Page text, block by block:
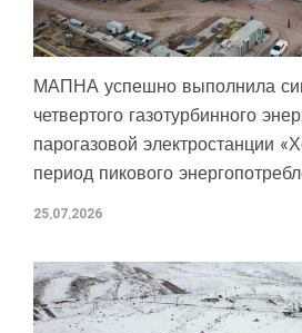
МАПНА успешно выполнила
четвертого газотурбинного
парогазовой электростанции
период пикового
25.07.2026